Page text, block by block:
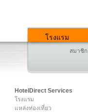
โรงแรม
สมาชิก
HotelDirect Services
โรงแรม
แหล่งท่องเที่ยว